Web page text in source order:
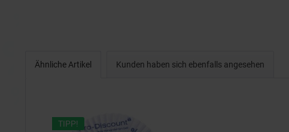
Ähnliche Artikel Kunden haben sich ebenfalls angesehen
TIPP!